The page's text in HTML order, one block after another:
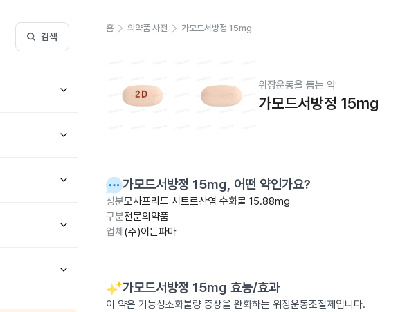
검색
홈 의약품 사전 가모드서방정 15mg
위장운동을 돕는 약
가모드서방정 15mg
가모드서방정 15mg, 어떤 약인가요?
성분모사프리드 시트르산염 수화물 15.88mg
구분전문의약품
업체 (주)이든파마
가모드서방정 15mg 효능/효과
이 약은 기능성소화불량 증상을 완화하는 위장운동조절제입니다.